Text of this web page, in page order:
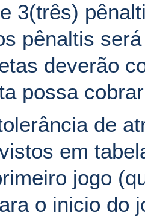
3(três)
pênaltis
deverão
possa
de
em
jogo
o inicio do